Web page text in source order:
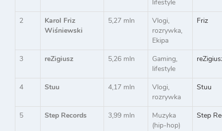
lifestyle
2
Karol Friz
Wiśniewski
5,27 mln
Vlogi,
rozrywka,
Ekipa
Friz
3 reZigiusz 5,26 mln
Gaming,
lifestyle
4 Stuu 4,17 mln
Vlogi,
rozrywka
Stuu
5 Step Records 3,99 mln
Muzyka
(hip-hop)
Step